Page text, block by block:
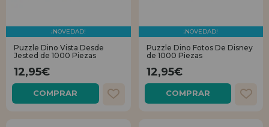
¡NOVEDAD!
Puzzle Dino Vista Desde
Jested de 1000 Piezas
12,95€
COMPRAR
¡NOVEDAD!
Puzzle Dino Fotos De Disney
de 1000 Piezas
12,95€
COMPRAR